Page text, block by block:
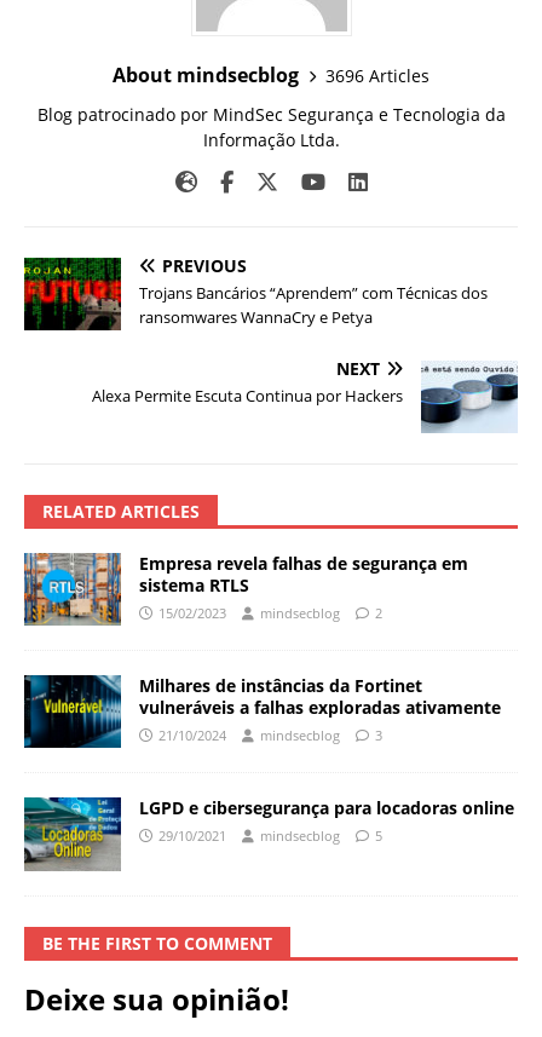
About mindsecblog
3696 Articles
Blog patrocinado por MindSec Segurança e Tecnologia da
Informação Ltda.
PREVIOUS
Trojans Bancários “Aprendem” com Técnicas dos
ransomwares WannaCry e Petya
NEXT
Alexa Permite Escuta Continua por Hackers
RELATED ARTICLES
Empresa revela falhas de segurança em
sistema RTLS
15/02/2023 mindsecblog 2
Milhares de instâncias da Fortinet
vulneráveis a falhas exploradas ativamente
21/10/2024 mindsecblog 3
LGPD e cibersegurança para locadoras online
29/10/2021 mindsecblog 5
BE THE FIRST TO COMMENT
Deixe sua opinião!